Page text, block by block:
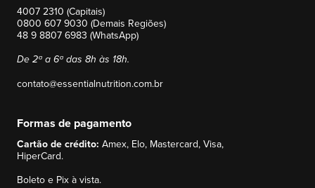
4007 2310 (Capitais)
0800 607 9030 (Demais Regiões)
48 9 8807 6983 (WhatsApp)
De 2ª a 6ª das 8h às 18h.
contato@essentialnutrition.com.br
Formas de pagamento
Cartão de crédito: Amex, Elo, Mastercard, Visa,
HiperCard.
Boleto e Pix à vista.